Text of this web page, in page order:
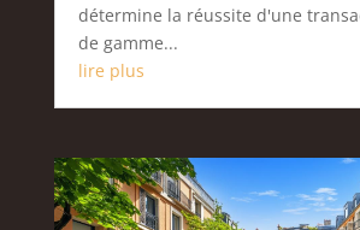
détermine la réussite d'une
de gamme...
lire plus